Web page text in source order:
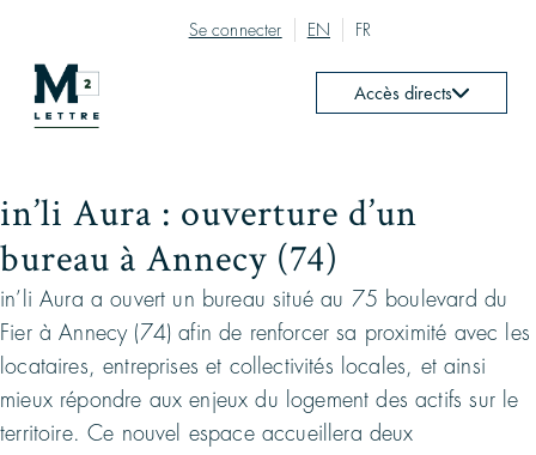
Se connecter EN FR
Accès directs
in’li Aura : ouverture d’un
bureau à Annecy (74)
in’li Aura a ouvert un bureau situé au 75 boulevard du
Fier à Annecy (74) afin de renforcer sa proximité avec les
locataires, entreprises et collectivités locales, et ainsi
mieux répondre aux enjeux du logement des actifs sur le
territoire. Ce nouvel espace accueillera deux